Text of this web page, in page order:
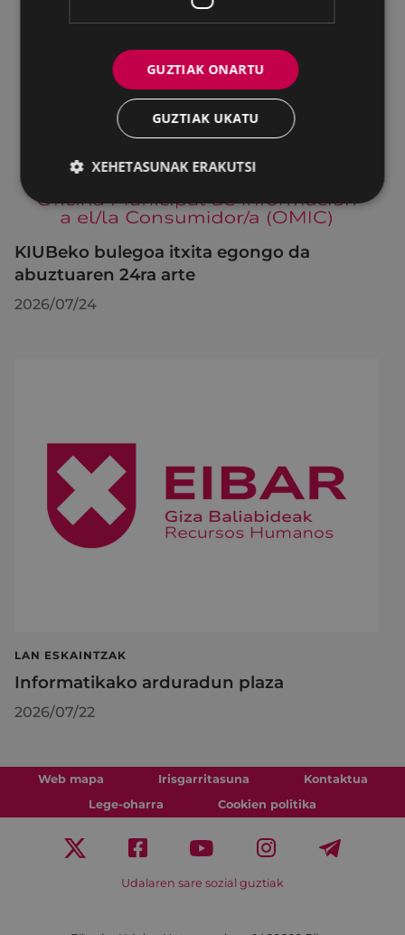
KIUBeko bulegoa itxita egongo da
abuztuaren 24ra arte
2026/07/24
LAN ESKAINTZAK
Informatikako arduradun plaza
2026/07/22
Web mapa Irisgarritasuna
Kontaktua
Lege-oharra
Cookien politika
Udalaren sare sozial guztiak
GUZTIAK ONARTU
GUZTIAK UKATU
XEHETASUNAK ERAKUTSI